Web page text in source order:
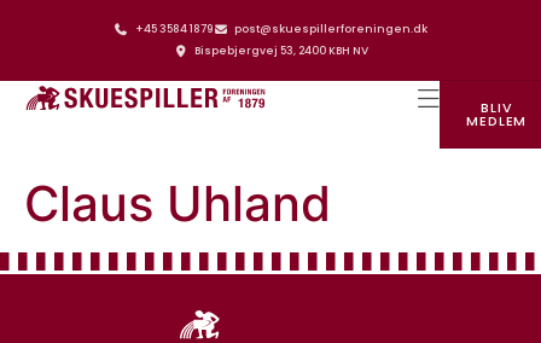
+45 3584 1879
post@skuespillerforeningen.dk
Bispebjergvej 53, 2400 KBH NV
BLIV
MEDLEM
Claus Uhland